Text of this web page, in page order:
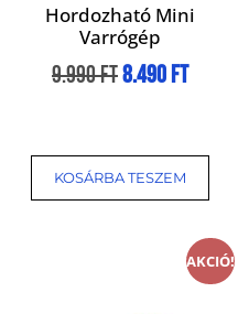
Hordozható Mini
Varrógép
9.990Ft8.490Ft
KOSÁRBA TESZEM
AKCIÓ!